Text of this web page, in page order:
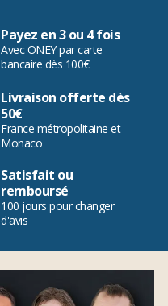
Payez en 3 ou 4 fois
Avec ONEY par carte
bancaire dès 100€
Livraison offerte dès
50€
France métropolitaine et
Monaco
Satisfait ou
remboursé
100 jours pour changer
d'avis